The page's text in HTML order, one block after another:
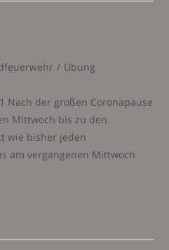
/ Übung
Nach der großen Coronapause
Mittwoch bis zu den
wie bisher jeden
am vergangenen Mittwoch